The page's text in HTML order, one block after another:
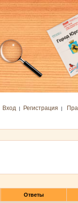
Вход | Регистрация |
Ответы